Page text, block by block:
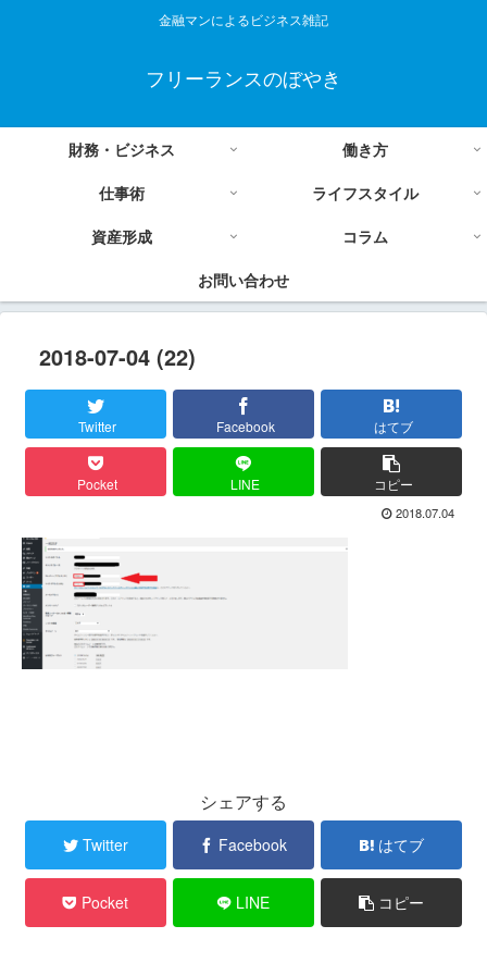
金融マンによるビジネス雑記
フリーランスのぼやき
財務・ビジネス
働き方
仕事術
ライフスタイル
資産形成
コラム
お問い合わせ
2018-07-04 (22)
Twitter Facebook はてブ
Pocket LINE コピー
2018.07.04
シェアする
Twitter Facebook はてブ
Pocket LINE コピー